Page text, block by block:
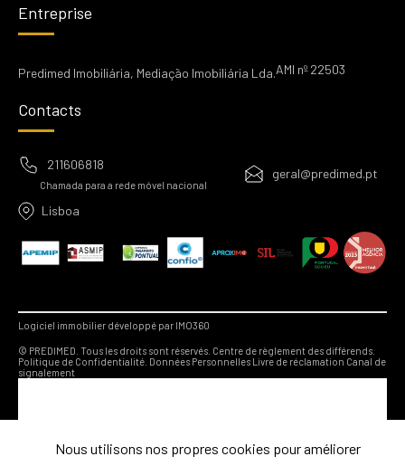
Entreprise
Predimed Imobiliária, Mediação Imobiliária Lda.AMI nº 22503
Contacts
211606818
Chamada para a rede móvel nacional
geral@predimed.pt
Lisboa
Logiciel immobilier développé par IMO360
© PREDIMED. Tous les droits sont réservés. Centre de règlement des différends.
Politique de Confidentialité. Données PersonnellesLivre de réclamation Canal de
signalement
Nous utilisons nos propres cookies pour améliorer